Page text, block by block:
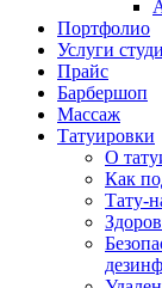
Портфолио
Услуги
Прайс
Барбершоп
Массаж
Татуировки
О
Как
Тату-